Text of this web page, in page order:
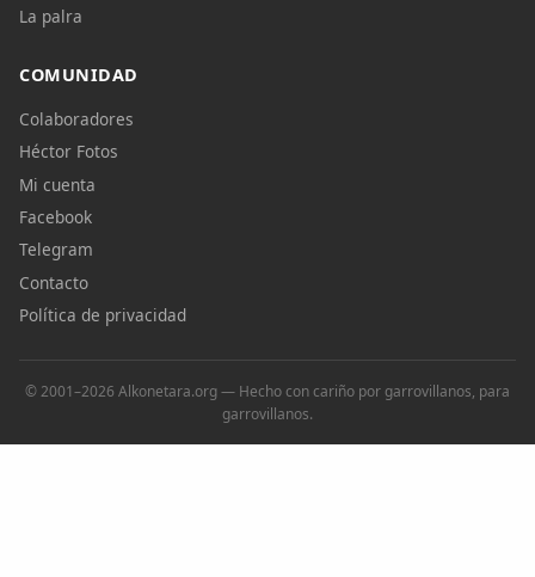
La palra
COMUNIDAD
Colaboradores
Héctor Fotos
Mi cuenta
Facebook
Telegram
Contacto
Política de privacidad
© 2001–2026 Alkonetara.org — Hecho con cariño por garrovillanos, para
garrovillanos.